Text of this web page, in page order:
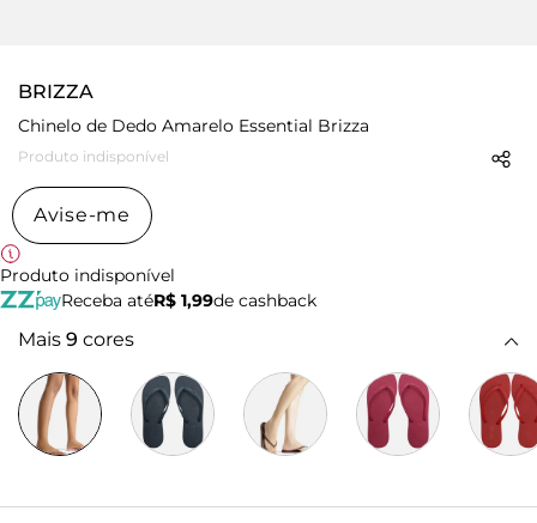
BRIZZA
Chinelo de Dedo Amarelo Essential Brizza
Produto indisponível
Avise-me
Produto indisponível
Receba atéR$ 1,99de cashback
Mais 9 cores